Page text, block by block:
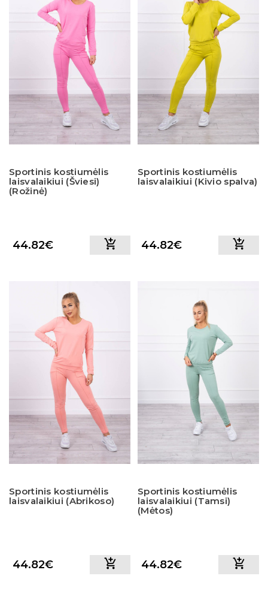
Sportinis kostiumėlis
laisvalaikiui (Šviesi)
(Rožinė)
44.82€
Sportinis kostiumėlis
laisvalaikiui (Kivio spalva)
44.82€
Sportinis kostiumėlis
laisvalaikiui (Abrikoso)
44.82€
Sportinis kostiumėlis
laisvalaikiui (Tamsi)
(Mėtos)
44.82€